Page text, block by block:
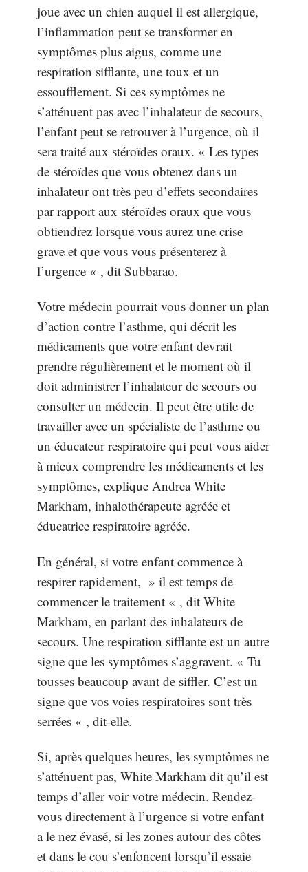
joue avec un chien auquel il est allergique,
l’inflammation peut se transformer en
symptômes plus aigus, comme une
respiration sifflante, une toux et un
essoufflement. Si ces symptômes ne
s’atténuent pas avec l’inhalateur de secours,
l’enfant peut se retrouver à l’urgence, où il
sera traité aux stéroïdes oraux. « Les types
de stéroïdes que vous obtenez dans un
inhalateur ont très peu d’effets secondaires
par rapport aux stéroïdes oraux que vous
obtiendrez lorsque vous aurez une crise
grave et que vous vous présenterez à
l’urgence « , dit Subbarao.
Votre médecin pourrait vous donner un plan
d’action contre l’asthme, qui décrit les
médicaments que votre enfant devrait
prendre régulièrement et le moment où il
doit administrer l’inhalateur de secours ou
consulter un médecin. Il peut être utile de
travailler avec un spécialiste de l’asthme ou
un éducateur respiratoire qui peut vous aider
à mieux comprendre les médicaments et les
symptômes, explique Andrea White
Markham, inhalothérapeute agréée et
éducatrice respiratoire agréée.
En général, si votre enfant commence à
respirer rapidement, » il est temps de
commencer le traitement « , dit White
Markham, en parlant des inhalateurs de
secours. Une respiration sifflante est un autre
signe que les symptômes s’aggravent. « Tu
tousses beaucoup avant de siffler. C’est un
signe que vos voies respiratoires sont très
serrées « , dit-elle.
Si, après quelques heures, les symptômes ne
s’atténuent pas, White Markham dit qu’il est
temps d’aller voir votre médecin. Rendez-
vous directement à l’urgence si votre enfant
a le nez évasé, si les zones autour des côtes
et dans le cou s’enfoncent lorsqu’il essaie